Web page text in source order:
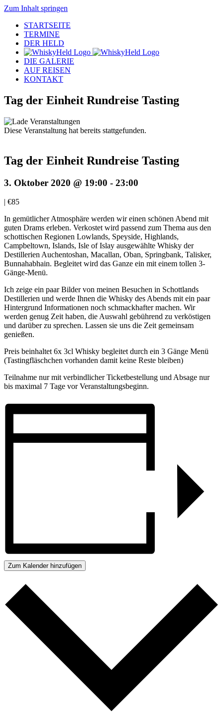
Zum Inhalt springen
STARTSEITE
TERMINE
DER HELD
DIE GALERIE
AUF REISEN
KONTAKT
Tag der Einheit Rundreise Tasting
Diese Veranstaltung hat bereits stattgefunden.
Tag der Einheit Rundreise Tasting
3. Oktober 2020 @ 19:00 - 23:00
| €85
In gemütlicher Atmosphäre werden wir einen schönen Abend mit
guten Drams erleben. Verkostet wird passend zum Thema aus den
schottischen Regionen Lowlands, Speyside, Highlands,
Campbeltown, Islands, Isle of Islay ausgewählte Whisky der
Destillerien Auchentoshan, Macallan, Oban, Springbank, Talisker,
Bunnahabhain. Begleitet wird das Ganze ein mit einem tollen 3-
Gänge-Menü.
Ich zeige ein paar Bilder von meinen Besuchen in Schottlands
Destillerien und werde Ihnen die Whisky des Abends mit ein paar
Hintergrund Informationen noch schmackhafter machen. Wir
werden genug Zeit haben, die Auswahl gebührend zu verköstigen
und darüber zu sprechen. Lassen sie uns die Zeit gemeinsam
genießen.
Preis beinhaltet 6x 3cl Whisky begleitet durch ein 3 Gänge Menü
(Tastingfläschchen vorhanden damit keine Reste bleiben)
Teilnahme nur mit verbindlicher Ticketbestellung und Absage nur
bis maximal 7 Tage vor Veranstaltungsbeginn.
Zum Kalender hinzufügen